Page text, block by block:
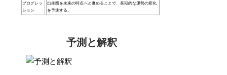
プログレッ
ション
出生図を未来の時点へと進めることで、長期的な運勢の変化
を予測する。
予測と解釈